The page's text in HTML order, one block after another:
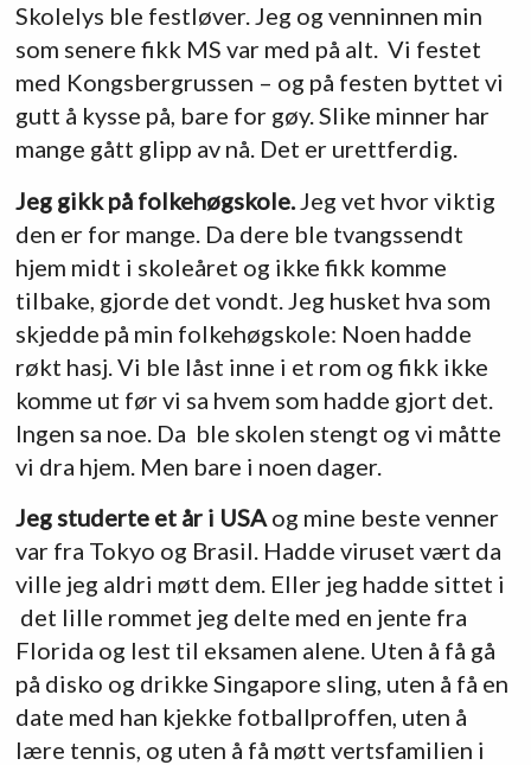
Skolelys ble festløver. Jeg og venninnen min
som senere fikk MS var med på alt. Vi festet
med Kongsbergrussen – og på festen byttet vi
gutt å kysse på, bare for gøy. Slike minner har
mange gått glipp av nå. Det er urettferdig.
Jeg gikk på folkehøgskole.Jeg vet hvor viktig
den er for mange. Da dere ble tvangssendt
hjem midt i skoleåret og ikke fikk komme
tilbake, gjorde det vondt. Jeg husket hva som
skjedde på min folkehøgskole: Noen hadde
røkt hasj. Vi ble låst inne i et rom og fikk ikke
komme ut før vi sa hvem som hadde gjort det.
Ingen sa noe. Da ble skolen stengt og vi måtte
vi dra hjem. Men bare i noen dager.
Jeg studerte et år i USAog mine beste venner
var fra Tokyo og Brasil. Hadde viruset vært da
ville jeg aldri møtt dem. Eller jeg hadde sittet i
det lille rommet jeg delte med en jente fra
Florida og lest til eksamen alene. Uten å få gå
på disko og drikke Singapore sling, uten å få en
date med han kjekke fotballproffen, uten å
lære tennis, og uten å få møtt vertsfamilien i